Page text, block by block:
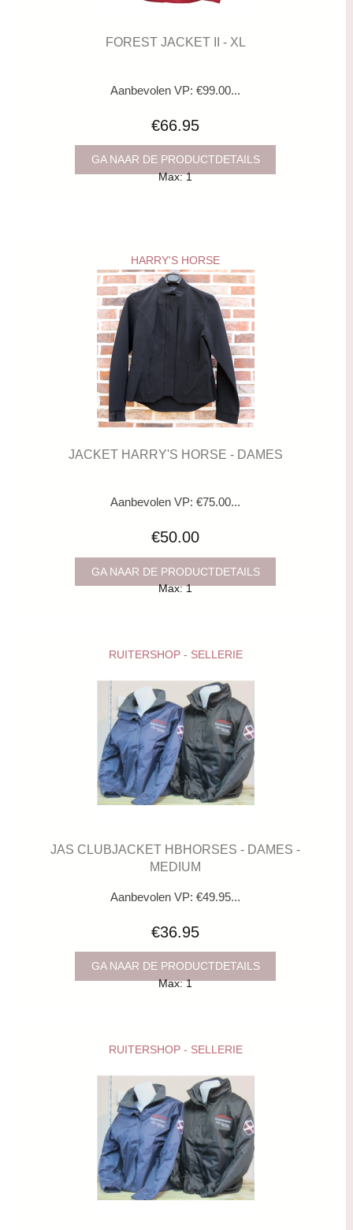
FOREST JACKET II - XL
Aanbevolen VP: €99.00...
€66.95
GA NAAR DE PRODUCTDETAILS
Max: 1
HARRY'S HORSE
JACKET HARRY'S HORSE - DAMES
Aanbevolen VP: €75.00...
€50.00
GA NAAR DE PRODUCTDETAILS
Max: 1
RUITERSHOP - SELLERIE
JAS CLUBJACKET HBHORSES - DAMES -
MEDIUM
Aanbevolen VP: €49.95...
€36.95
GA NAAR DE PRODUCTDETAILS
Max: 1
RUITERSHOP - SELLERIE